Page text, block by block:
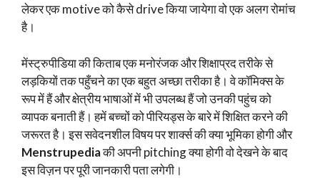
लेकर एक motive को कैसे drive किया जायेगा वो एक अलग रोमांच
है।
मेंस्ट्रुपीडिया की किताब एक मनोरंजक और शिक्षाप्रद तरीके से
लड़कियों तक पहुँचने का एक बहुत अच्छा तरीका है। वे कॉमिक्स के
रूप में हैं और क्षेत्रीय भाषाओं में भी उपलब्ध हैं जो उनकी पहुंच को
व्यापक बनाती हैं। हमें बच्चों को पीरियड्स के बारे में शिक्षित करने की
जरूरत है। इस सवेदनशील विषय पर शार्क्स की क्या भूमिका होगी और
Menstrupediaकी अपनी pitching क्या होगी वो देखने के बाद
इस विज़न पर पूरी जानकारी पता लगेगी।